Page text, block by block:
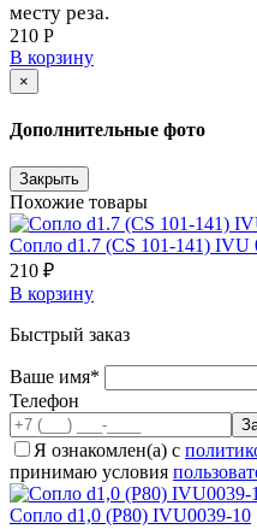
месту реза.
210 Р
В корзину
×
Дополнительные фото
Закрыть
Похожие товары
Сопло d1.7 (CS 101-141) IVU
210 ₽
В корзину
Быстрый заказ
Ваше имя*
Телефон
Я ознакомлен(а) с
принимаю условия
Сопло d1,0 (P80) IVU0039-10